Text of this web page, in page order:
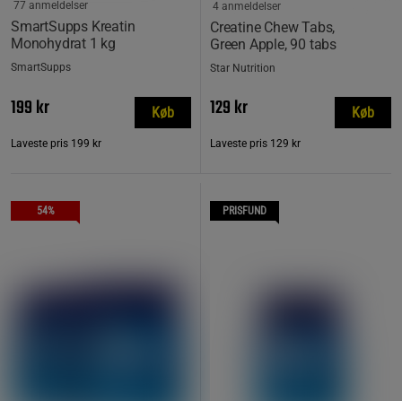
SmartSupps Kreatin
Monohydrat 1 kg
77 anmeldelser
SmartSupps
199 kr
Laveste pris 199 kr
Køb
Creatine Chew Tabs,
Green Apple, 90 tabs
4 anmeldelser
Star Nutrition
129 kr
Laveste pris 129 kr
Køb
54% PRISFUND